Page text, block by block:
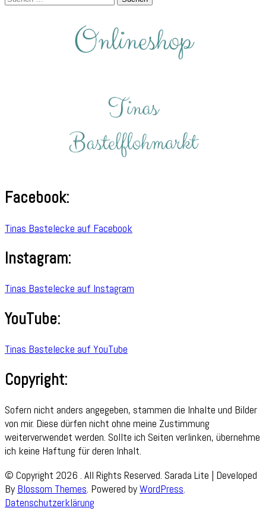
Facebook:
Tinas Bastelecke auf Facebook
Instagram:
Tinas Bastelecke auf Instagram
YouTube:
Tinas Bastelecke auf YouTube
Copyright:
Sofern nicht anders angegeben, stammen die Inhalte und Bilder
von mir. Diese dürfen nicht ohne meine Zustimmung
weiterverwendet werden. Sollte ich Seiten verlinken, übernehme
ich keine Haftung für deren Inhalt.
© Copyright 2026 . All Rights Reserved. Sarada Lite | Developed
By Blossom Themes. Powered byWordPress.
Datenschutzerklärung